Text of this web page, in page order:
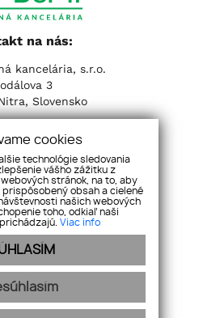
cookies
technológie sledovania
vášho zážitku z
stránok, na to, aby
obsah a cielené
našich webových
toho, odkiaľ naši
Viac info
na nás:
kancelária, s.r.o.
3
Slovensko
siete: